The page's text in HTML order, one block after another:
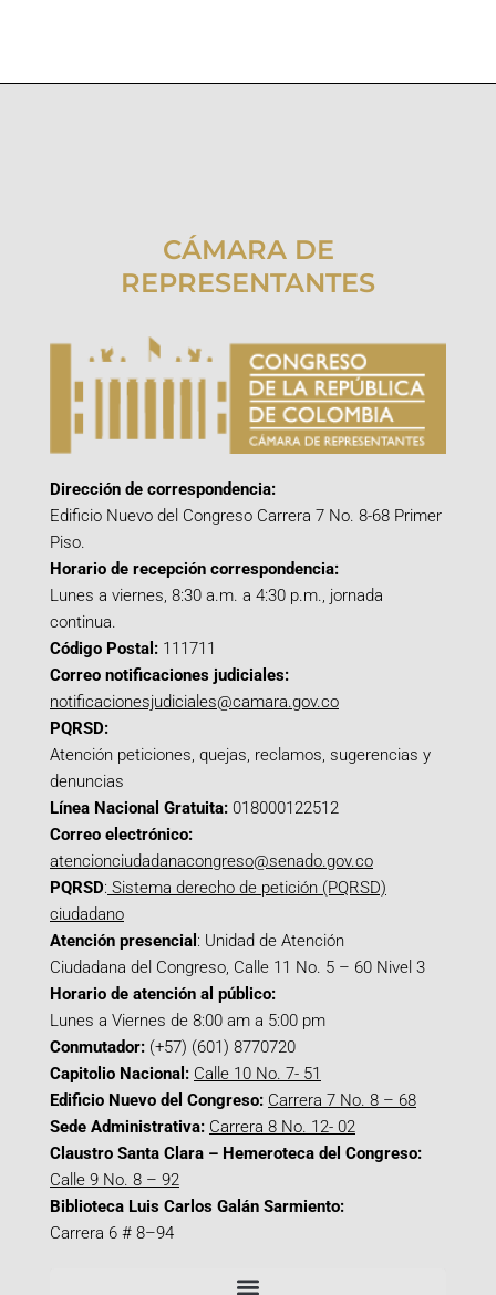
CÁMARA DE
REPRESENTANTES
Dirección de correspondencia:
Edificio Nuevo del Congreso Carrera 7 No. 8-68 Primer
Piso.
Horario de recepción correspondencia:
Lunes a viernes, 8:30 a.m. a 4:30 p.m., jornada
continua.
Código Postal: 111711
Correo notificaciones judiciales:
notificacionesjudiciales@camara.gov.co
PQRSD:
Atención peticiones, quejas, reclamos, sugerencias y
denuncias
Línea Nacional Gratuita: 018000122512
Correo electrónico:
atencionciudadanacongreso@senado.gov.co
PQRSD: Sistema derecho de petición (PQRSD)
ciudadano
Atención presencial : Unidad de Atención
Ciudadana del Congreso, Calle 11 No. 5 – 60 Nivel 3
Horario de atención al público:
Lunes a Viernes de 8:00 am a 5:00 pm
Conmutador: (+57) (601) 8770720
Capitolio Nacional: Calle 10 No. 7- 51
Edificio Nuevo del Congreso: Carrera 7 No. 8 – 68
Sede Administrativa: Carrera 8 No. 12- 02
Claustro Santa Clara – Hemeroteca del Congreso:
Calle 9 No. 8 – 92
Biblioteca Luis Carlos Galán Sarmiento:
Carrera 6 # 8–94